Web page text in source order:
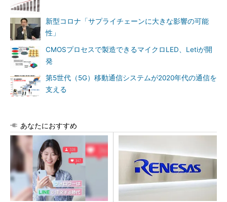
新型コロナ「サプライチェーンに大きな影響の可能
性」
CMOSプロセスで製造できるマイクロLED、Letiが開
発
第5世代（5G）移動通信システムが2020年代の通信を
支える
あなたにおすすめ